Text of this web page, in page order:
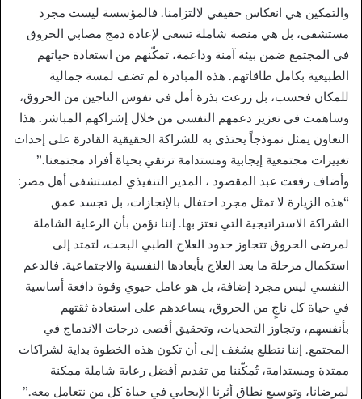
والتمكين هي انعكاس حقيقي لالتزامنا. فالمؤسسة ليست مجرد
مستشفى، بل هي منصة شاملة تسعى لإعادة دمج مصابي الحروق
في المجتمع ضمن بيئة آمنة وداعمة، تمكّنهم من استعادة حياتهم
الطبيعية بكامل طاقاتهم. هذه المبادرة لم تضف لمسة جمالية
للمكان فحسب، بل زرعت بذرة أمل في نفوس الناجين من الحروق،
وساهمت في تعزيز دعمهم النفسي من خلال إشراكهم المباشر. هذا
التعاون يمثل نموذجاً يحتذى به للشراكة الحقيقية القادرة على إحداث
تغييرات مجتمعية إيجابية ومستدامة ترتقي بحياة أفراد مجتمعنا.”
وأضاف رفعت عبد المقصود ، المدير التنفيذي لمستشفى أهل مصر:
“هذه الزيارة لا تمثل مجرد احتفال بالإنجازات، بل تجسد عمق
الشراكة الاستراتيجية التي نعتز بها. إننا نؤمن بأن الرعاية الشاملة
لمرضى الحروق تتجاوز حدود العلاج الطبي البحت، لتمتد إلى
استكمال مرحلة ما بعد العلاج بأبعادها النفسية والاجتماعية. فالدعم
النفسي ليس مجرد إضافة، بل هو عامل حيوي وقوة دافعة أساسية
في حياة كل ناجٍ من الحروق، يساعدهم على استعادة ثقتهم
بأنفسهم، وتجاوز التحديات، وتحقيق أقصى درجات الاندماج في
المجتمع. إننا نتطلع بشغف إلى أن تكون هذه الخطوة بداية لشراكات
ممتدة ومستدامة، تُمكّننا من تقديم أفضل رعاية شاملة ممكنة
لمرضانا، وتوسيع نطاق أثرنا الإيجابي في حياة كل من نتعامل معه.”